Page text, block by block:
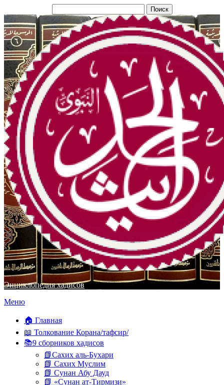
Энциклопедия хадисов
Перейти
содержимому
Меню
🏠 Главная
📖 Толкование Корана/тафсир/
📚9 сборников хадисов
📗Сахих аль-Бухари
📗 Сахих Муслим
📗 Сунан Абу Дауд
📗 «Сунан ат-Тирмизи»